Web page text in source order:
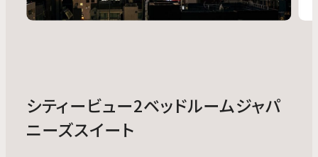
シティービュー2ベッドルームジャパ
ニーズスイート